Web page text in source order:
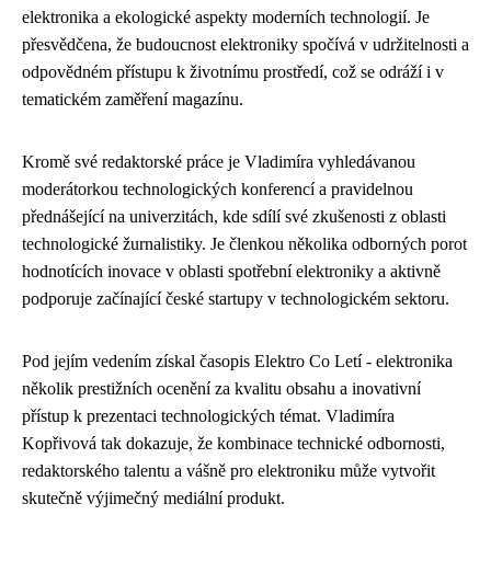
elektronika a ekologické aspekty moderních technologií. Je
přesvědčena, že budoucnost elektroniky spočívá v udržitelnosti a
odpovědném přístupu k životnímu prostředí, což se odráží i v
tematickém zaměření magazínu.
Kromě své redaktorské práce je Vladimíra vyhledávanou
moderátorkou technologických konferencí a pravidelnou
přednášející na univerzitách, kde sdílí své zkušenosti z oblasti
technologické žurnalistiky. Je členkou několika odborných porot
hodnotících inovace v oblasti spotřební elektroniky a aktivně
podporuje začínající české startupy v technologickém sektoru.
Pod jejím vedením získal časopis Elektro Co Letí - elektronika
několik prestižních ocenění za kvalitu obsahu a inovativní
přístup k prezentaci technologických témat. Vladimíra
Kopřivová tak dokazuje, že kombinace technické odbornosti,
redaktorského talentu a vášně pro elektroniku může vytvořit
skutečně výjimečný mediální produkt.